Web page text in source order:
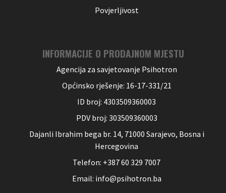
Povjerljivost
INFORMACIJE O PRODAJNOM MJESTU
Agencija za savjetovanje Psihotron
Općinsko rješenje: 16-17-331/21
ID broj: 4303509360003
PDV broj: 303509360003
Dajanli Ibrahim bega br. 14, 71000 Sarajevo, Bosna i
Hercegovina
Telefon: +387 60 329 7007
Email: info@psihotron.ba